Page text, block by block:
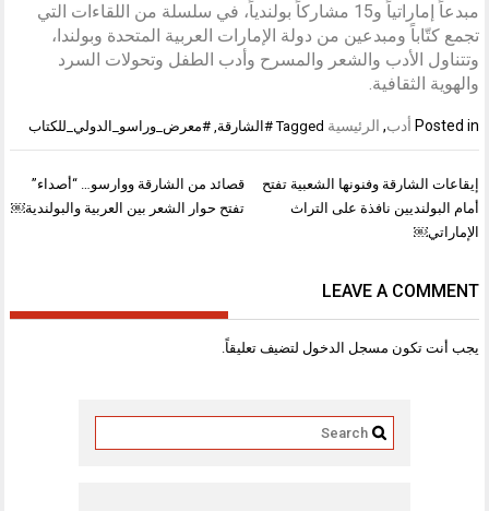
مبدعاً إماراتياً و15 مشاركاً بولندياً، في سلسلة من اللقاءات التي
تجمع كتّاباً ومبدعين من دولة الإمارات العربية المتحدة وبولندا،
وتتناول الأدب والشعر والمسرح وأدب الطفل وتحولات السرد
والهوية الثقافية.
Posted in أدب, الرئيسية Tagged #الشارقة,#معرض_وراسو_الدولي_للكتاب
تصفّح
المقالات
قصائد من الشارقة ووارسو… “أصداء”
تفتح حوار الشعر بين العربية والبولندية￼
إيقاعات الشارقة وفنونها الشعبية تفتح
أمام البولنديين نافذة على التراث
الإماراتي￼
LEAVE A COMMENT
يجب أنت تكون مسجل الدخول لتضيف تعليقاً.